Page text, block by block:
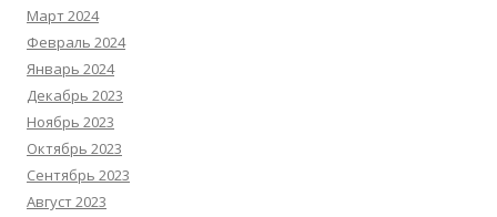
Март 2024
Февраль 2024
Январь 2024
Декабрь 2023
Ноябрь 2023
Октябрь 2023
Сентябрь 2023
Август 2023